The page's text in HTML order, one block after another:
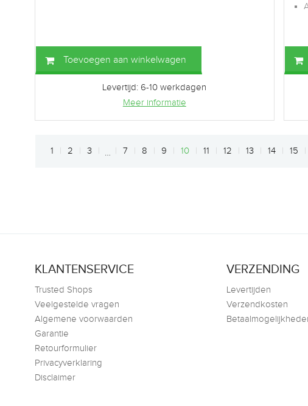
Toevoegen aan winkelwagen
Levertijd: 6-10 werkdagen
Meer informatie
1 2 3 … 7 8 9 10 11 12 13 14 15
KLANTENSERVICE
Trusted Shops
Veelgestelde vragen
Algemene voorwaarden
Garantie
Retourformulier
Privacyverklaring
Disclaimer
VERZENDING
Levertijden
Verzendkosten